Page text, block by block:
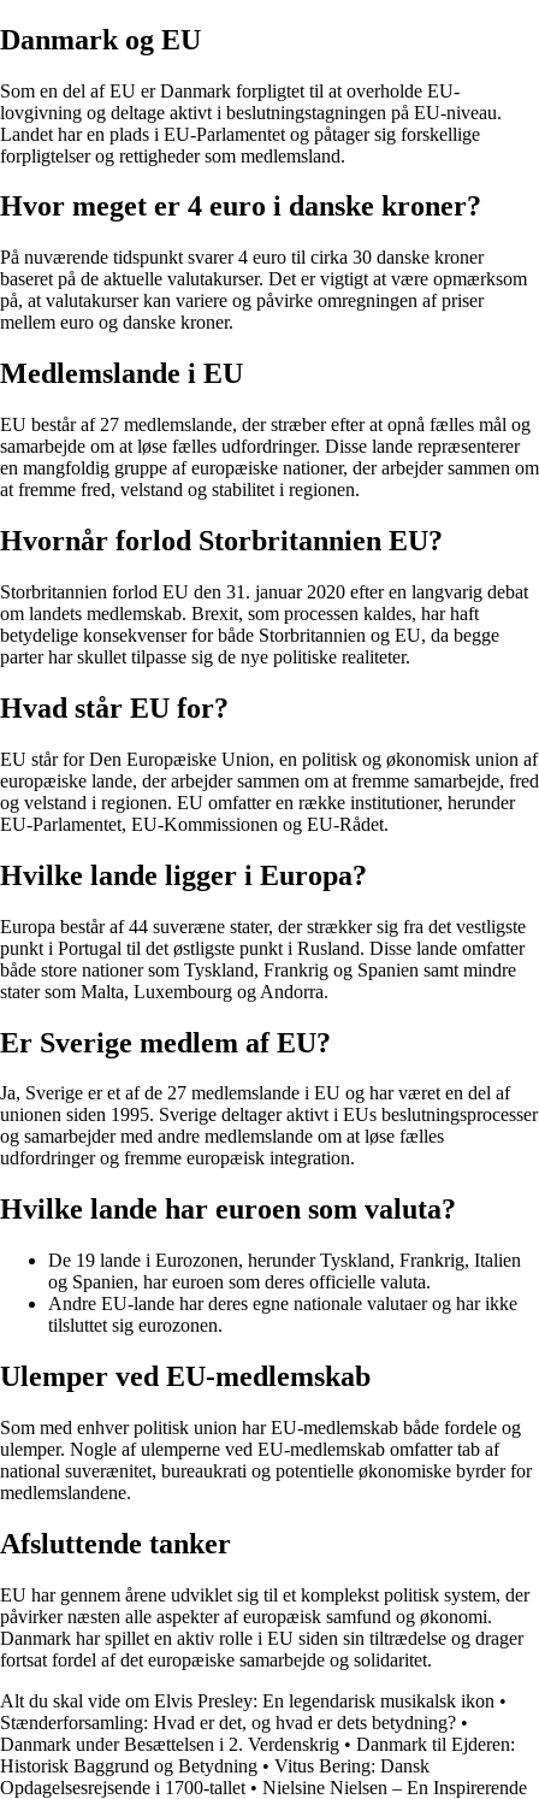
Danmark og EU
Som en del af EU er Danmark forpligtet til at overholde EU-
lovgivning og deltage aktivt i beslutningstagningen på EU-niveau.
Landet har en plads i EU-Parlamentet og påtager sig forskellige
forpligtelser og rettigheder som medlemsland.
Hvor meget er 4 euro i danske kroner?
På nuværende tidspunkt svarer 4 euro til cirka 30 danske kroner
baseret på de aktuelle valutakurser. Det er vigtigt at være opmærksom
på, at valutakurser kan variere og påvirke omregningen af priser
mellem euro og danske kroner.
Medlemslande i EU
EU består af 27 medlemslande, der stræber efter at opnå fælles mål og
samarbejde om at løse fælles udfordringer. Disse lande repræsenterer
en mangfoldig gruppe af europæiske nationer, der arbejder sammen om
at fremme fred, velstand og stabilitet i regionen.
Hvornår forlod Storbritannien EU?
Storbritannien forlod EU den 31. januar 2020 efter en langvarig debat
om landets medlemskab. Brexit, som processen kaldes, har haft
betydelige konsekvenser for både Storbritannien og EU, da begge
parter har skullet tilpasse sig de nye politiske realiteter.
Hvad står EU for?
EU står for Den Europæiske Union, en politisk og økonomisk union af
europæiske lande, der arbejder sammen om at fremme samarbejde, fred
og velstand i regionen. EU omfatter en række institutioner, herunder
EU-Parlamentet, EU-Kommissionen og EU-Rådet.
Hvilke lande ligger i Europa?
Europa består af 44 suveræne stater, der strækker sig fra det vestligste
punkt i Portugal til det østligste punkt i Rusland. Disse lande omfatter
både store nationer som Tyskland, Frankrig og Spanien samt mindre
stater som Malta, Luxembourg og Andorra.
Er Sverige medlem af EU?
Ja, Sverige er et af de 27 medlemslande i EU og har været en del af
unionen siden 1995. Sverige deltager aktivt i EUs beslutningsprocesser
og samarbejder med andre medlemslande om at løse fælles
udfordringer og fremme europæisk integration.
Hvilke lande har euroen som valuta?
De 19 lande i Eurozonen, herunder Tyskland, Frankrig, Italien
og Spanien, har euroen som deres officielle valuta.
Andre EU-lande har deres egne nationale valutaer og har ikke
tilsluttet sig eurozonen.
Ulemper ved EU-medlemskab
Som med enhver politisk union har EU-medlemskab både fordele og
ulemper. Nogle af ulemperne ved EU-medlemskab omfatter tab af
national suverænitet, bureaukrati og potentielle økonomiske byrder for
medlemslandene.
Afsluttende tanker
EU har gennem årene udviklet sig til et komplekst politisk system, der
påvirker næsten alle aspekter af europæisk samfund og økonomi.
Danmark har spillet en aktiv rolle i EU siden sin tiltrædelse og drager
fortsat fordel af det europæiske samarbejde og solidaritet.
Alt du skal vide om Elvis Presley: En legendarisk musikalsk ikon •
Stænderforsamling: Hvad er det, og hvad er dets betydning? •
Danmark under Besættelsen i 2. Verdenskrig • Danmark til Ejderen:
Historisk Baggrund og Betydning • Vitus Bering: Dansk
Opdagelsesrejsende i 1700-tallet • Nielsine Nielsen – En Inspirerende